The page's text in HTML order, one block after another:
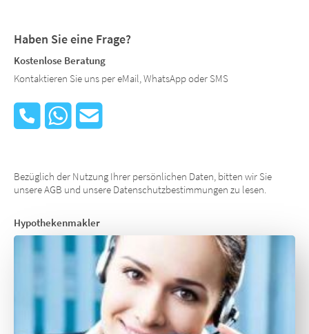
Haben Sie eine Frage?
Kostenlose Beratung
Kontaktieren Sie uns per eMail, WhatsApp oder SMS
Bezüglich der Nutzung Ihrer persönlichen Daten, bitten wir Sie
unsere AGB und unsere Datenschutzbestimmungen zu lesen.
Hypothekenmakler